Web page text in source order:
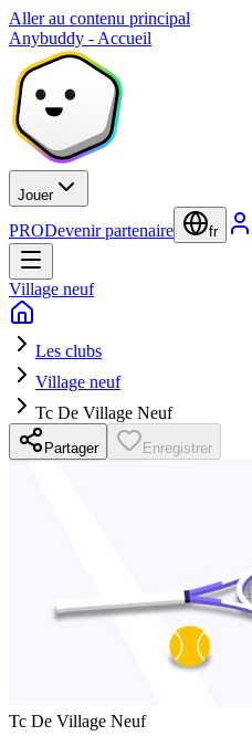
Aller au contenu principal
Anybuddy - Accueil
Jouer
PRODevenir partenaire fr
Village neuf
Les clubs
Village neuf
Tc De Village Neuf
Partager Enregistrer
Tc De Village Neuf